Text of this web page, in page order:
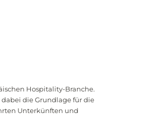
Hospitality-Branche.
die Grundlage für die
Unterkünften und